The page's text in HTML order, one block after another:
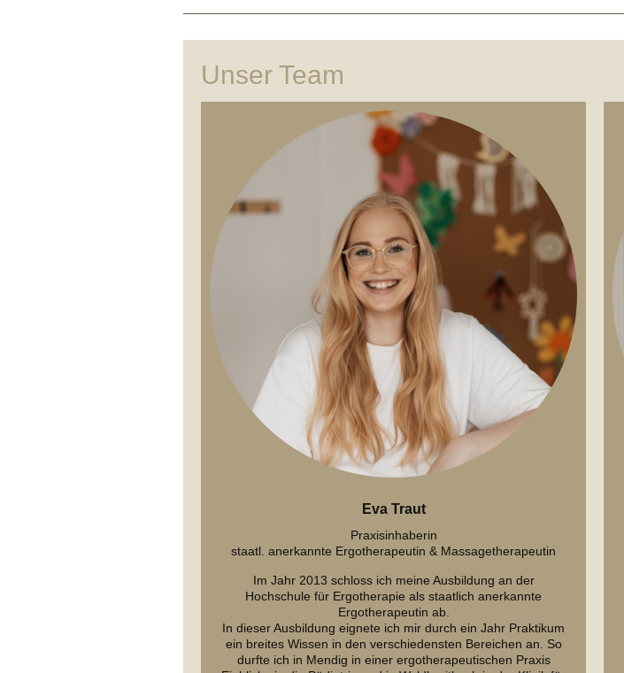
Unser Team
Eva Traut
Praxisinhaberin
staatl. anerkannte Ergotherapeutin & Massagetherapeutin
Im Jahr 2013 schloss ich meine Ausbildung an der
Hochschule für Ergotherapie als staatlich anerkannte
Ergotherapeutin ab.
In dieser Ausbildung eignete ich mir durch ein Jahr Praktikum
ein breites Wissen in den verschiedensten Bereichen an. So
durfte ich in Mendig in einer ergotherapeutischen Praxis